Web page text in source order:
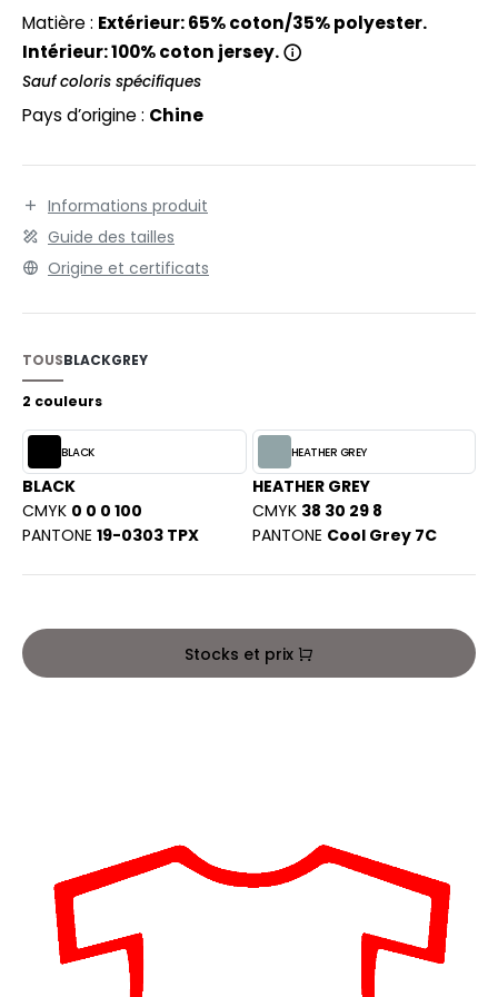
LABEL / TEAR AWAY
VETEMENTS
SHIRT
SHIRT
PROFESSIONNELLE
ROW
OF THE LOOM
- BLANKS
COOL
T'S
SERIE
Matière : Extérieur: 65% coton/35% polyester.
Intérieur: 100% coton jersey.
Sauf coloris spécifiques
Pays d’origine : Chine
Informations produit
Guide des tailles
Origine et certificats
TOUSBLACKGREY
2 couleurs
BLACK
BLACK
CMYK 0 0 0 100
PANTONE 19-0303 TPX
HEATHER GREY
HEATHER GREY
CMYK 38 30 29 8
PANTONE Cool Grey 7C
Stocks et prix